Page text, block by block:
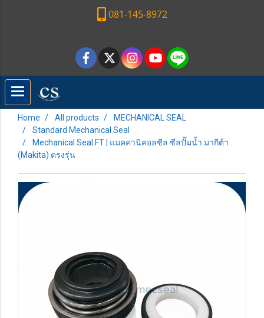
081-145-8972
Home All products
MECHANICAL SEAL
Standard Mechanical Seal
Mechanical Seal FT | แมคคานิคอลซีล ซีลปั๊มน้ำ มากีต้า
(Makita) ตรงรุ่น